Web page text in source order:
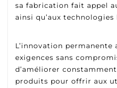
sa fabrication fait appel
ainsi qu’aux technologies
L’innovation permanente
exigences sans
d’améliorer
produits pour offrir aux